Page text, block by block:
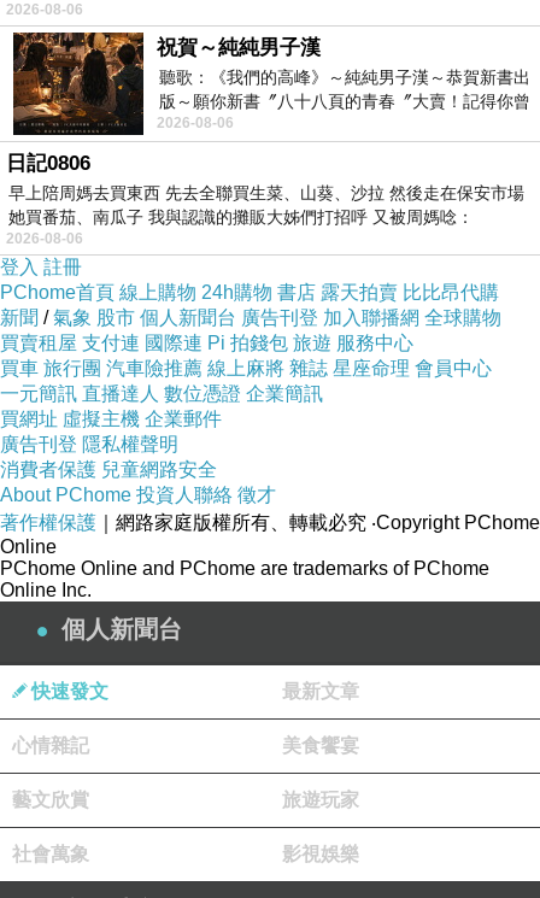
2026-08-06
祝賀～純純男子漢
聽歌：《我們的高峰》～純純男子漢～恭賀新書出
版～願你新書〞八十八頁的青春〞大賣！記得你曾
經在我的版留言…「好讚的圖^^感覺大家
2026-08-06
日記0806
早上陪周媽去買東西 先去全聯買生菜、山葵、沙拉 然後走在保安市場
她買番茄、南瓜子 我與認識的攤販大姊們打招呼 又被周媽唸：
2026-08-06
登入 註冊
PChome首頁 線上購物 24h購物 書店 露天拍賣 比比昂代購
新聞 /氣象 股市 個人新聞台 廣告刊登 加入聯播網 全球購物
買賣租屋 支付連 國際連 Pi 拍錢包 旅遊 服務中心
買車 旅行團 汽車險推薦 線上麻將 雜誌 星座命理 會員中心
一元簡訊 直播達人 數位憑證 企業簡訊
買網址 虛擬主機 企業郵件
廣告刊登 隱私權聲明
消費者保護 兒童網路安全
About PChome 投資人聯絡 徵才
著作權保護 ｜網路家庭版權所有、轉載必究 ‧Copyright PChome
Online
PChome Online and PChome are trademarks of PChome
Online Inc.
個人新聞台
快速發文 最新文章
心情雜記 美食饗宴
藝文欣賞 旅遊玩家
社會萬象 影視娛樂